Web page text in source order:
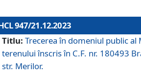
947/21.12.2023
Titlu: Trecerea în domeniul public al
terenului înscris în C.F. nr. 180493
str. Merilor.